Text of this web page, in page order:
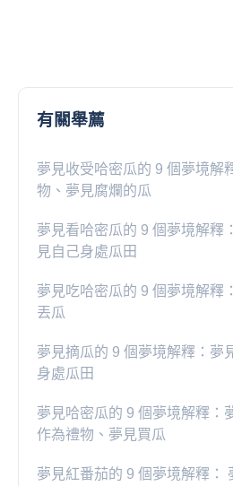
有關舉薦
夢見收受哈密瓜的 9 個夢境解
物、夢見腐爛的瓜
夢見看哈密瓜的 9 個夢境解釋
見自己身處瓜田
夢見吃哈密瓜的 9 個夢境解釋
丟瓜
夢見摘瓜的 9 個夢境解釋：夢
身處瓜田
夢見哈密瓜的 9 個夢境解釋：
作為禮物、夢見買瓜
夢見紅番茄的 9 個夢境解釋：